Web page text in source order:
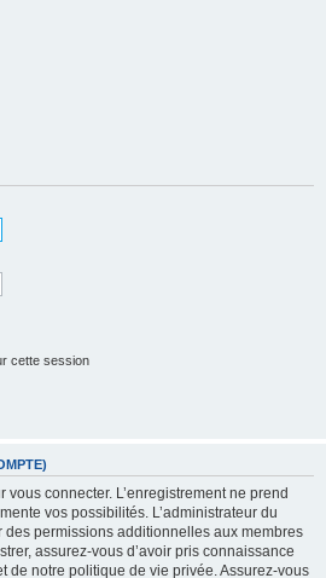
cette session
connecter. L’enregistrement ne prend
vos possibilités. L’administrateur du
permissions additionnelles aux membres
assurez-vous d’avoir pris connaissance
de notre politique de vie privée. Assurez-vous